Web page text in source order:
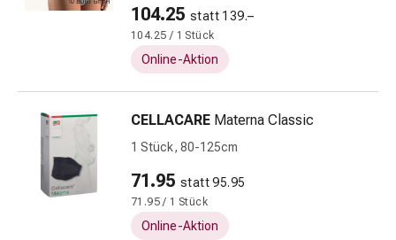
&
Erkältungsbeschwerden
Husten
Inhalationsgerät
&
Zubehör
Taschentücher
Schnupfen
Herz
104.25 statt 139.–
104.25 / 1 Stück
Online-Aktion
CELLACARE Materna Classic
1 Stück, 80-125cm
71.95 statt 95.95
71.95 / 1 Stück
Online-Aktion